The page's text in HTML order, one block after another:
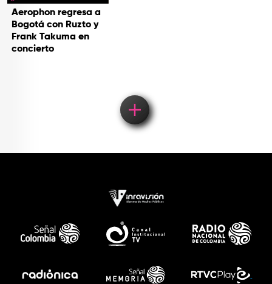
Aerophon regresa a
Bogotá con Ruzto y
Frank Takuma en
concierto